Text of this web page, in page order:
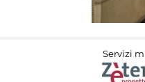
Servizi